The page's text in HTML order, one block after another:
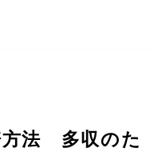
方法 多収のた